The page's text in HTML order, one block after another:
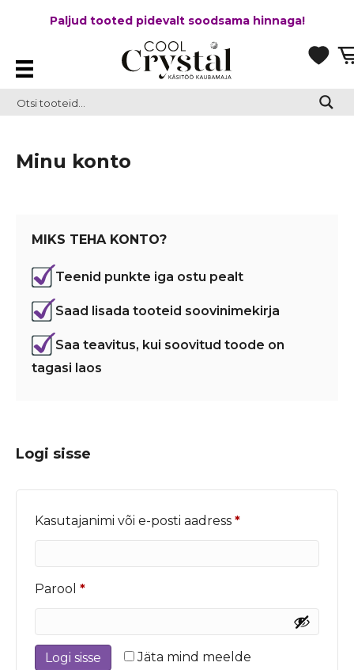
Paljud tooted pidevalt soodsama hinnaga!
Minu konto
MIKS TEHA KONTO?
Teenid punkte iga ostu pealt
Saad lisada tooteid soovinimekirja
Saa teavitus, kui soovitud toode on
tagasi laos
Logi sisse
Kasutajanimi või e-posti aadress *Nõutud
Parool *Nõutud
Jäta mind meelde
Logi sisse